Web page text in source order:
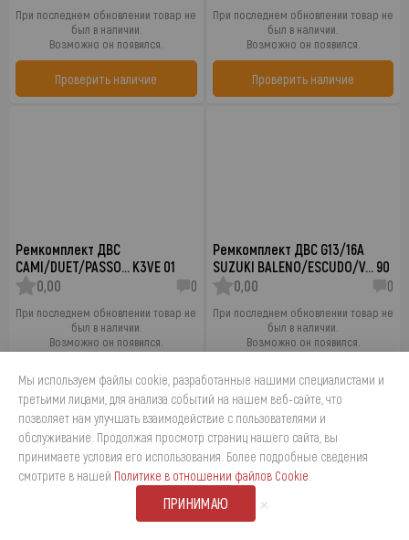
При последнем обновлении товар не
был в наличии.
Возможно он появился.
Проверить наличие
При последнем обновлении товар не
был в наличии.
Возможно он появился.
Проверить наличие
Ремкомплект ДВС
CAMI/DUET/PASSO… K3VE 01
0,00
0
При последнем обновлении товар не
был в наличии.
Возможно он появился.
Проверить наличие
Ремкомплект ДВС G13/16A
SUZUKI BALENO/ESCUDO/V… 90
0,00
0
При последнем обновлении товар не
был в наличии.
Возможно он появился.
Проверить наличие
Мы используем файлы cookie, разработанные нашими специалистами и
третьими лицами, для анализа событий на нашем веб-сайте, что
позволяет нам улучшать взаимодействие с пользователями и
обслуживание. Продолжая просмотр страниц нашего сайта, вы
принимаете условия его использования. Более подробные сведения
смотрите в нашей Политике в отношении файлов Cookie
ПРИНИМАЮ ×